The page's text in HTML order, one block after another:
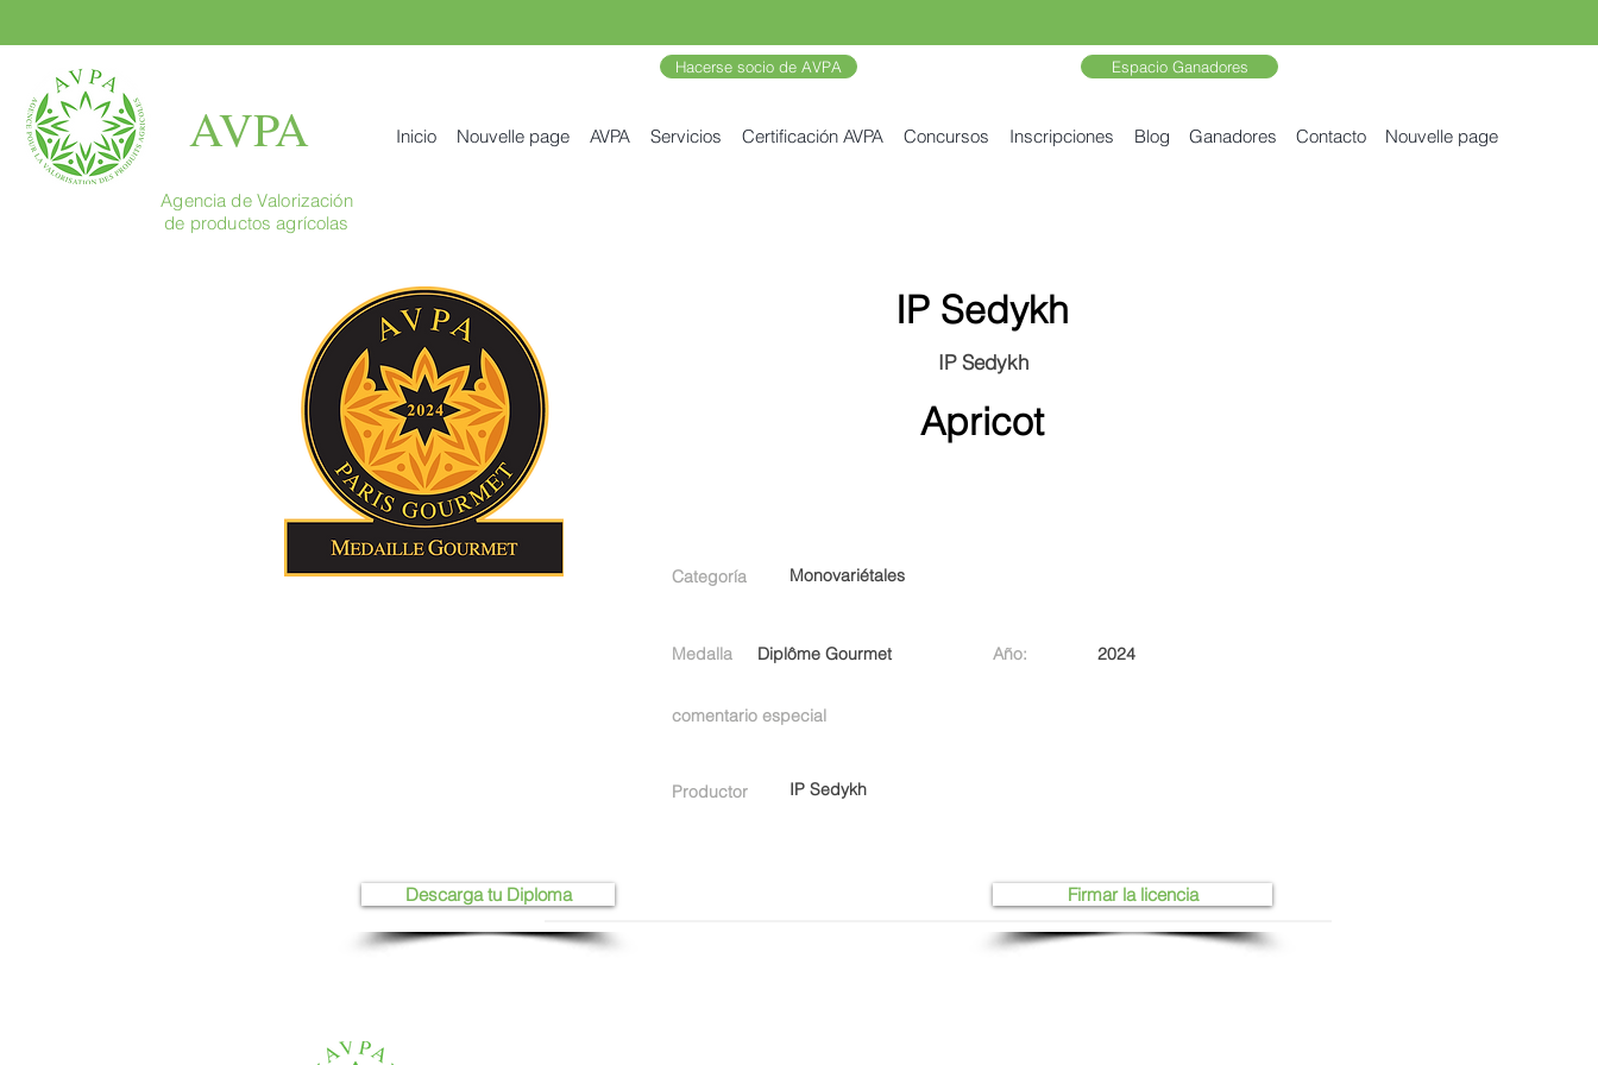
AVPA
Hacerse socio de AVPA Espacio Ganadores
Inicio Nouvelle page AVPA Servicios Certificación AVPA Concursos Inscripciones Blog Ganadores Contacto Nouvelle page
Agencia de Valorización
de productos agrícolas
IP Sedykh
IP Sedykh
Apricot
Categoría Monovariétales
Medalla Diplôme Gourmet Año: 2024
comentario especial
Productor IP Sedykh
Firmar la licencia
Descarga tu Diploma